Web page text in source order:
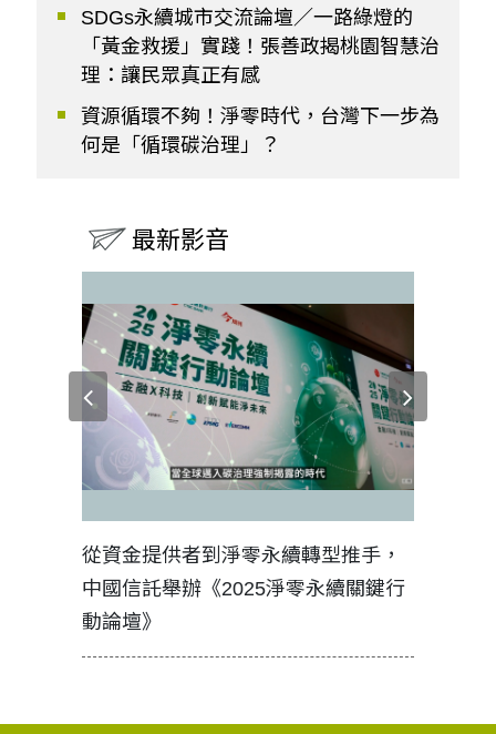
SDGs永續城市交流論壇／一路綠燈的
「黃金救援」實踐！張善政揭桃園智慧治
理：讓民眾真正有感
資源循環不夠！淨零時代，台灣下一步為
何是「循環碳治理」？
最新影音
從資金提供者到淨零永續轉型推手，
中國信託舉辦《2025淨零永續關鍵行
動論壇》